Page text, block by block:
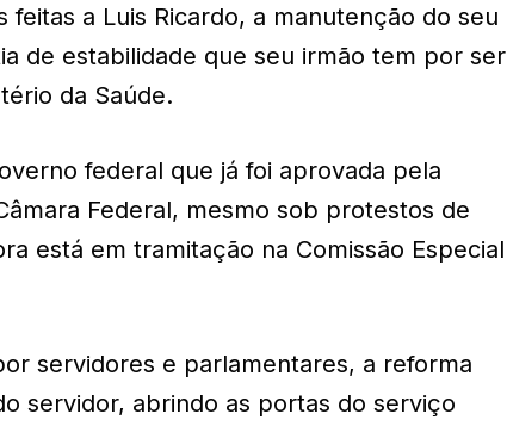
a Luis Ricardo, a manutenção do seu
de estabilidade que seu irmão tem por ser
da Saúde.
federal que já foi aprovada pela
Federal, mesmo sob protestos de
está em tramitação na Comissão Especial
servidores e parlamentares, a reforma
servidor, abrindo as portas do serviço